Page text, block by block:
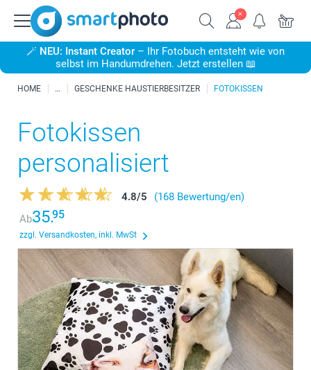
🪄 NEU: Instant Creator – Ihr Fotobuch entsteht wie von
selbst im Handumdrehen. Jetzt erstellen 📖
HOME GESCHENKE HAUSTIERBESITZER FOTOKISSEN
Fotokissen
personalisiert
4.8/5
(168 Bewertung/en)
Ab35.95
zzgl. Versandkosten, inkl. MwSt